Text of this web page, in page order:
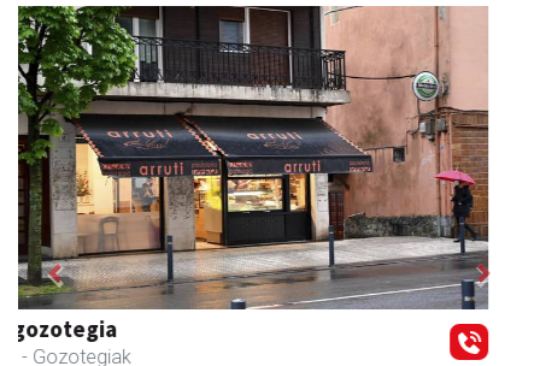
Francisco Mendikute
Andoain - Harategiak
Previous Next